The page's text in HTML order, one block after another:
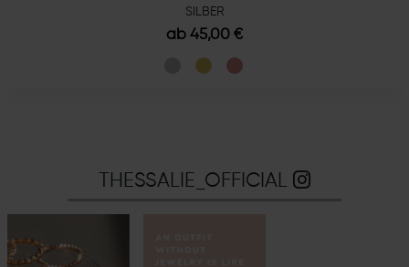
SILBER
ab 45,00 €
THESSALIE_OFFICIAL